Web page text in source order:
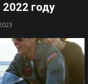
году